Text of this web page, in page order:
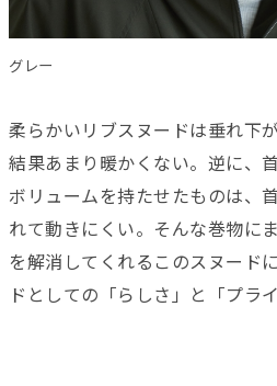
グレー
柔らかいリブスヌードは垂れ下
結果あまり暖かくない。逆に、
ボリュームを持たせたものは、
れて動きにくい。そんな巻物に
を解消してくれるこのスヌード
ドとしての「らしさ」と「プラ